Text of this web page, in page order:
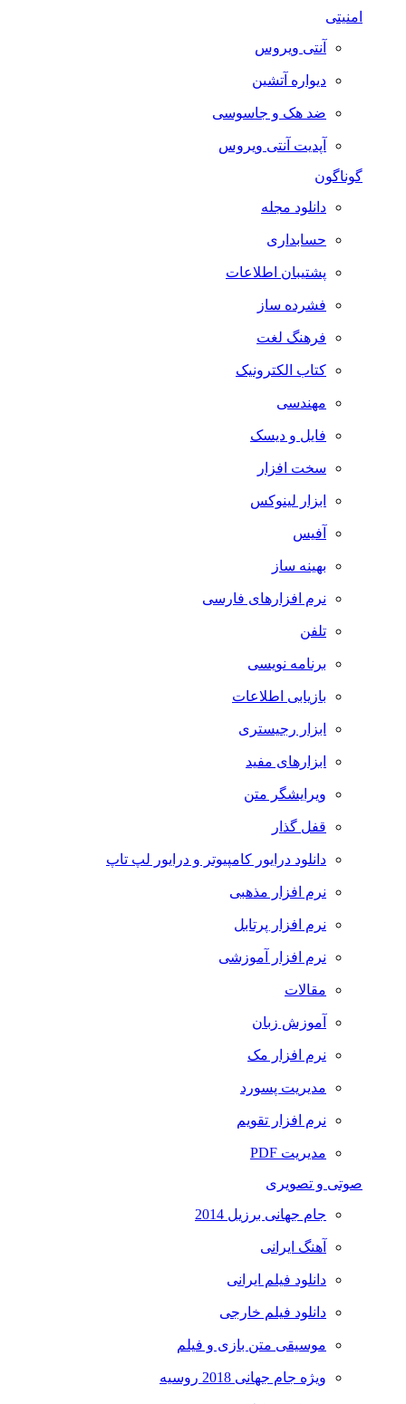
امنیتی
آنتی ویروس
دیواره آتشین
ضد هک و جاسوسی
آپدیت آنتی ویروس
گوناگون
دانلود مجله
حسابداری
پشتیبان اطلاعات
فشرده ساز
فرهنگ لغت
کتاب الکترونیک
مهندسی
فایل و دیسک
سخت افزار
ابزار لینوکس
آفیس
بهینه ساز
نرم افزارهای فارسی
تلفن
برنامه نویسی
بازیابی اطلاعات
ابزار رجیستری
ابزارهای مفید
ویرایشگر متن
قفل گذار
دانلود درایور کامپیوتر و درایور لپ تاپ
نرم افزار مذهبی
نرم افزار پرتابل
نرم افزار آموزشی
مقالات
آموزش زبان
نرم افزار مک
مدیریت پسورد
نرم افزار تقویم
مدیریت PDF
صوتی و تصویری
جام جهانی برزیل 2014
آهنگ ایرانی
دانلود فیلم ایرانی
دانلود فیلم خارجی
موسیقی متن بازی و فیلم
ویژه جام جهانی 2018 روسیه